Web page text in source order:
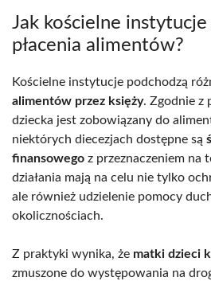
Jak kościelne
płacenia alimentów?
Kościelne instytucje podchodzą
alimentów przez księży. Zgodnie z
dziecka jest zobowiązany do
niektórych diecezjach dostępne są
finansowego z przeznaczeniem na
działania mają na celu nie tylko
ale również udzielenie pomocy
okolicznościach.
Z praktyki wynika, że matki dzieci
zmuszone do występowania na